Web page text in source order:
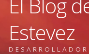
Estevez